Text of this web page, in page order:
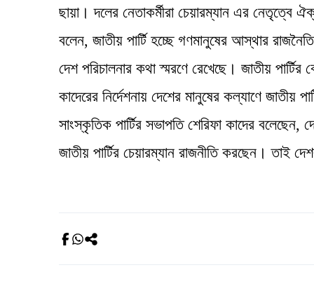
ছায়া। দলের নেতাকর্মীরা চেয়ারম্যান এর
বলেন, জাতীয় পার্টি হচ্ছে গণমানুষের আস্থার
দেশ পরিচালনার কথা স্মরণে রেখেছে। জাতীয়
কাদেরের নির্দেশনায় দেশের মানুষের কল্যাণে জাতীয়
সাংস্কৃতিক পার্টির সভাপতি শেরিফা কাদের
জাতীয় পার্টির চেয়ারম্যান রাজনীতি করছেন। তাই